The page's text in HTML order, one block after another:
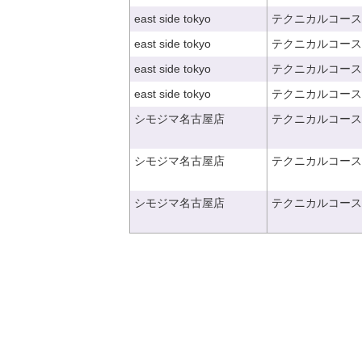
east side tokyo
テクニカルコース
east side tokyo
テクニカルコース
east side tokyo
テクニカルコース
east side tokyo
テクニカルコース
シモジマ名古屋店
テクニカルコース
シモジマ名古屋店 テクニカルコース
シモジマ名古屋店 テクニカルコース